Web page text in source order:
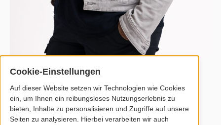
(Foto: Karina Schuh Photography
Umsetzungsbegleiterin für Selbstständige
Cookie-Einstellungen
Auf dieser Website setzen wir Technologien wie Cookies
ein, um Ihnen ein reibungsloses Nutzungserlebnis zu
bieten, Inhalte zu personalisieren und Zugriffe auf unsere
Seiten zu analysieren. Hierbei verarbeiten wir auch